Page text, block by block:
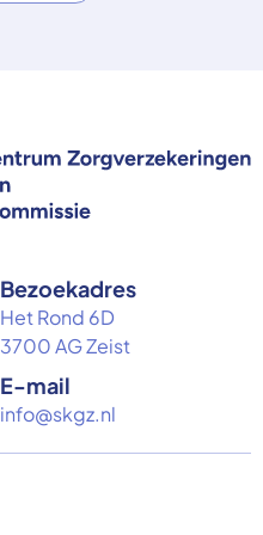
Bezoekadres
Het Rond 6D
3700 AG Zeist
E-mail
info@skgz.nl